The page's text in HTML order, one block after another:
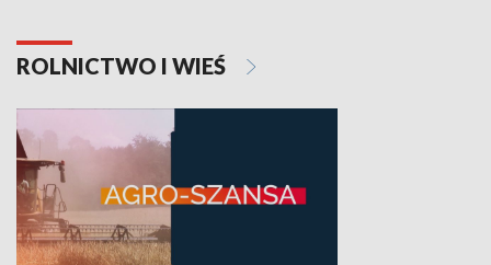
ROLNICTWO I WIEŚ